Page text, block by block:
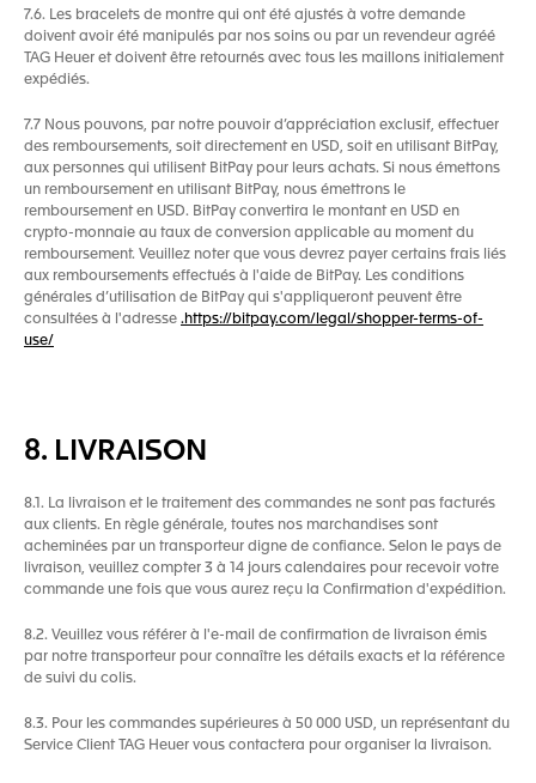
7.6. Les bracelets de montre qui ont été ajustés à votre demande
doivent avoir été manipulés par nos soins ou par un revendeur agréé
TAG Heuer et doivent être retournés avec tous les maillons initialement
expédiés.
7.7 Nous pouvons, par notre pouvoir d’appréciation exclusif, effectuer
des remboursements, soit directement en USD, soit en utilisant BitPay,
aux personnes qui utilisent BitPay pour leurs achats. Si nous émettons
un remboursement en utilisant BitPay, nous émettrons le
remboursement en USD. BitPay convertira le montant en USD en
crypto-monnaie au taux de conversion applicable au moment du
remboursement. Veuillez noter que vous devrez payer certains frais liés
aux remboursements effectués à l'aide de BitPay. Les conditions
générales d’utilisation de BitPay qui s'appliqueront peuvent être
consultées à l'adresse .https://bitpay.com/legal/shopper-terms-of-
use/
8. LIVRAISON
8.1. La livraison et le traitement des commandes ne sont pas facturés
aux clients. En règle générale, toutes nos marchandises sont
acheminées par un transporteur digne de confiance. Selon le pays de
livraison, veuillez compter 3 à 14 jours calendaires pour recevoir votre
commande une fois que vous aurez reçu la Confirmation d'expédition.
8.2. Veuillez vous référer à l'e-mail de confirmation de livraison émis
par notre transporteur pour connaître les détails exacts et la référence
de suivi du colis.
8.3. Pour les commandes supérieures à 50 000 USD, un représentant du
Service Client TAG Heuer vous contactera pour organiser la livraison.